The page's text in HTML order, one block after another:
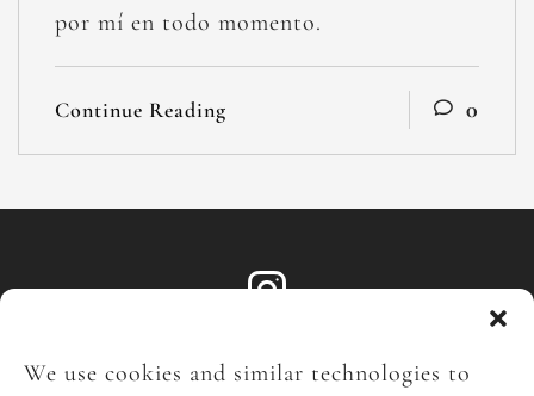
We use cookies and similar technologies to
por mí en todo momento.
Continue Reading 0